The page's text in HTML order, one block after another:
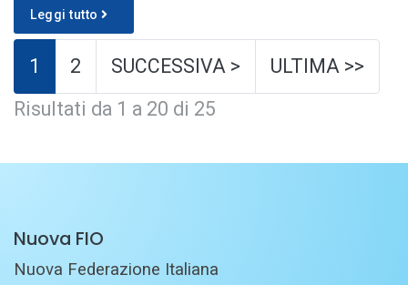
Leggi tutto
1 2 SUCCESSIVA >
ULTIMA >>
Risultati da 1 a 20 di 25
Nuova FIO
Nuova Federazione Italiana